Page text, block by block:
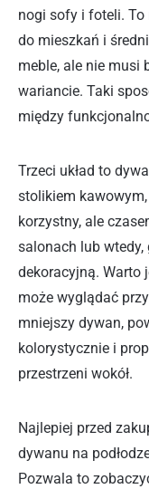
nogi sofy i foteli.
do mieszkań i
meble, ale nie musi
wariancie. Taki
między
Trzeci układ to
stolikiem
korzystny, ale
salonach lub wtedy,
dekoracyjną. Warto
może wyglądać
mniejszy dywan,
kolorystycznie i
przestrzeni wokół.
Najlepiej przed
dywanu na
Pozwala to